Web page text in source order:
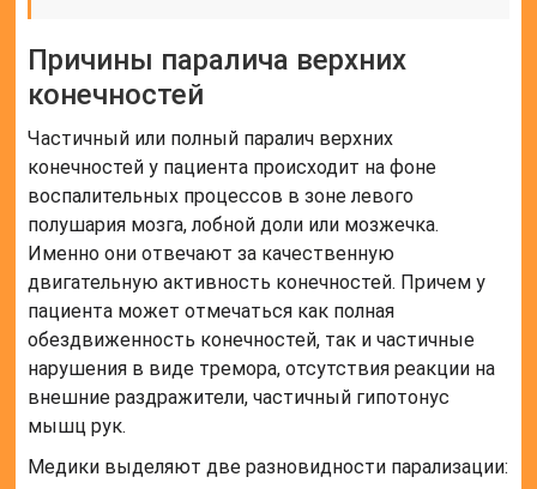
Причины паралича верхних
конечностей
Частичный или полный паралич верхних
конечностей у пациента происходит на фоне
воспалительных процессов в зоне левого
полушария мозга, лобной доли или мозжечка.
Именно они отвечают за качественную
двигательную активность конечностей. Причем у
пациента может отмечаться как полная
обездвиженность конечностей, так и частичные
нарушения в виде тремора, отсутствия реакции на
внешние раздражители, частичный гипотонус
мышц рук.
Медики выделяют две разновидности парализации: